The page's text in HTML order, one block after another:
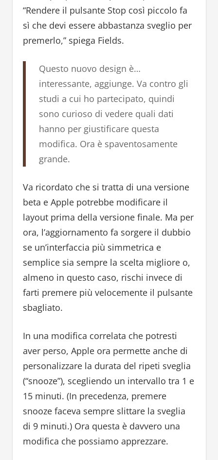
“Rendere il pulsante Stop così piccolo fa
sì che devi essere abbastanza sveglio per
premerlo,” spiega Fields.
Questo nuovo design è…
interessante, aggiunge. Va contro gli
studi a cui ho partecipato, quindi
sono curioso di vedere quali dati
hanno per giustificare questa
modifica. Ora è spaventosamente
grande.
Va ricordato che si tratta di una versione
beta e Apple potrebbe modificare il
layout prima della versione finale. Ma per
ora, l’aggiornamento fa sorgere il dubbio
se un’interfaccia più simmetrica e
semplice sia sempre la scelta migliore o,
almeno in questo caso, rischi invece di
farti premere più velocemente il pulsante
sbagliato.
In una modifica correlata che potresti
aver perso, Apple ora permette anche di
personalizzare la durata del ripeti sveglia
(“snooze”), scegliendo un intervallo tra 1 e
15 minuti. (In precedenza, premere
snooze faceva sempre slittare la sveglia
di 9 minuti.) Ora questa è davvero una
modifica che possiamo apprezzare.